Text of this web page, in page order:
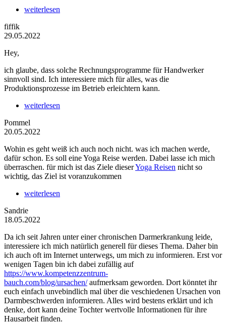
weiterlesen
fiffik
29.05.2022
Hey,
ich glaube, dass solche Rechnungsprogramme für Handwerker
sinnvoll sind. Ich interessiere mich für alles, was die
Produktionsprozesse im Betrieb erleichtern kann.
weiterlesen
Pommel
20.05.2022
Wohin es geht weiß ich auch noch nicht. was ich machen werde,
dafür schon. Es soll eine Yoga Reise werden. Dabei lasse ich mich
überraschen. für mich ist das Ziele dieserYoga Reisen nicht so
wichtig, das Ziel ist voranzukommen
weiterlesen
Sandrie
18.05.2022
Da ich seit Jahren unter einer chronischen Darmerkrankung leide,
interessiere ich mich natürlich generell für dieses Thema. Daher bin
ich auch oft im Internet unterwegs, um mich zu informieren. Erst vor
wenigen Tagen bin ich dabei zufällig auf
https://www.kompetenzzentrum-
bauch.com/blog/ursachen/aufmerksam geworden. Dort könntet ihr
euch einfach unvebindlich mal über die veschiedenen Ursachen von
Darmbeschwerden informieren. Alles wird bestens erklärt und ich
denke, dort kann deine Tochter wertvolle Informationen für ihre
Hausarbeit finden.